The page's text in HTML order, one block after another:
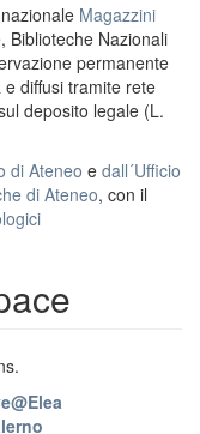
Magazzini
Biblioteche Nazionali
permanente
diffusi tramite rete
deposito legale (L.
di Ateneo e dall´Ufficio
di Ateneo, con il